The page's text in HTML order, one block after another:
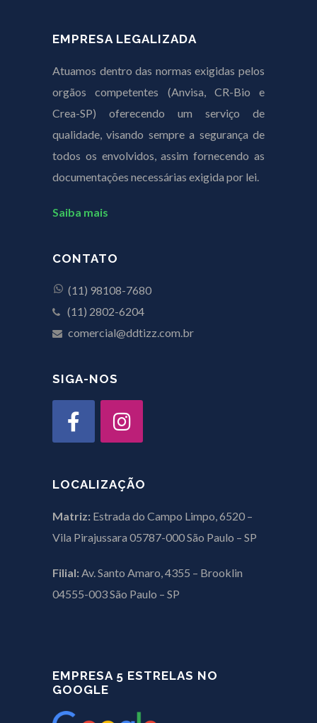
EMPRESA LEGALIZADA
Atuamos dentro das normas exigidas pelos
orgãos competentes (Anvisa, CR-Bio e
Crea-SP) oferecendo um serviço de
qualidade, visando sempre a segurança de
todos os envolvidos, assim fornecendo as
documentações necessárias exigida por lei.
Saiba mais
CONTATO
(11) 98108-7680
(11) 2802-6204
comercial@ddtizz.com.br
SIGA-NOS
LOCALIZAÇÃO
Matriz: Estrada do Campo Limpo, 6520 –
Vila Pirajussara 05787-000 São Paulo – SP
Filial:Av. Santo Amaro, 4355 – Brooklin
04555-003 São Paulo – SP
EMPRESA 5 ESTRELAS NO
GOOGLE